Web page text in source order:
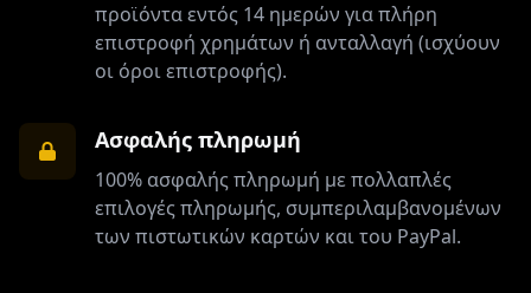
προϊόντα εντός 14 ημερών για πλήρη
επιστροφή χρημάτων ή ανταλλαγή (ισχύουν
οι όροι επιστροφής).
Ασφαλής πληρωμή
100% ασφαλής πληρωμή με πολλαπλές
επιλογές πληρωμής, συμπεριλαμβανομένων
των πιστωτικών καρτών και του PayPal.